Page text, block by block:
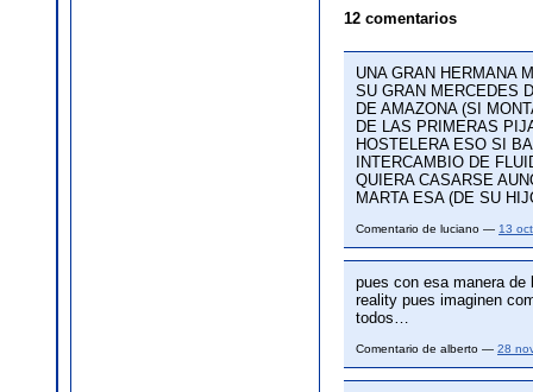
12 comentarios
UNA GRAN HERMANA
SU GRAN MERCEDES
DE AMAZONA (SI
DE LAS PRIMERAS
HOSTELERA ESO SI
INTERCAMBIO DE
QUIERA CASARSE
MARTA ESA (DE SU
Comentario de luciano — 13
pues con esa manera
reality pues imaginen
todos…
Comentario de alberto — 28